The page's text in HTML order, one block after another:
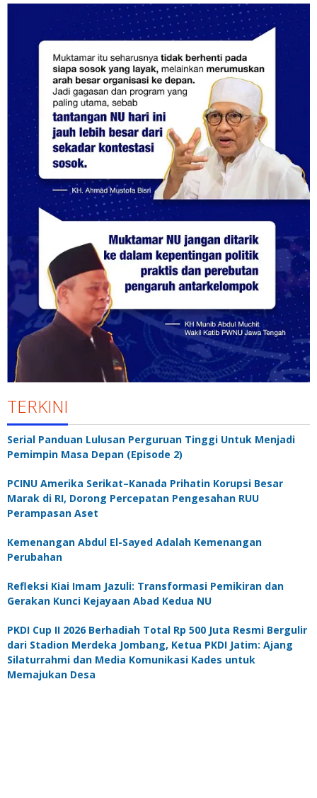
TERKINI
Serial Panduan Lulusan Perguruan Tinggi Untuk Menjadi
Pemimpin Masa Depan (Episode 2)
PCINU Amerika Serikat–Kanada Prihatin Korupsi Besar
Marak di RI, Dorong Percepatan Pengesahan RUU
Perampasan Aset
Kemenangan Abdul El-Sayed Adalah Kemenangan
Perubahan
Refleksi Kiai Imam Jazuli: Transformasi Pemikiran dan
Gerakan Kunci Kejayaan Abad Kedua NU
PKDI Cup II 2026 Berhadiah Total Rp 500 Juta Resmi Bergulir
dari Stadion Merdeka Jombang, Ketua PKDI Jatim: Ajang
Silaturrahmi dan Media Komunikasi Kades untuk
Memajukan Desa